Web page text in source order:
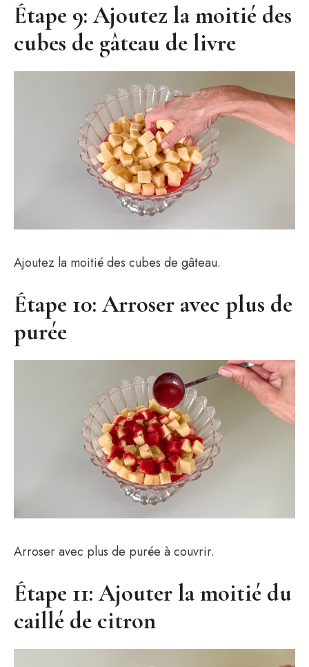
Étape 9: Ajoutez la moitié des
cubes de gâteau de livre
Ajoutez la moitié des cubes de gâteau.
Étape 10: Arroser avec plus de
purée
Arroser avec plus de purée à couvrir.
Étape 11: Ajouter la moitié du
caillé de citron